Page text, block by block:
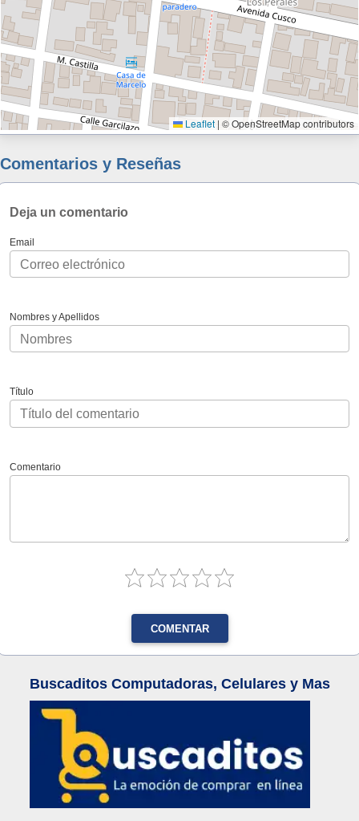
Leaflet | © OpenStreetMap contributors
Comentarios y Reseñas
Deja un comentario
Email
Nombres y Apellidos
Título
Comentario
COMENTAR
Buscaditos Computadoras, Celulares y Mas